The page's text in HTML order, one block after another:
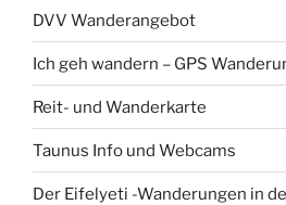
DVV Wanderangebot
Ich geh wandern – GPS
Reit- und Wanderkarte
Taunus Info und Webcams
Der Eifelyeti -Wanderungen in